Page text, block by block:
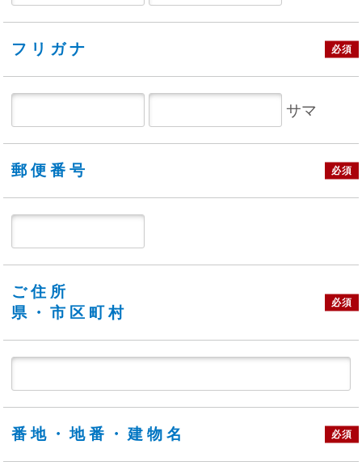
フリガナ 必須
サマ
郵便番号 必須
ご住所
県・市区町村
必須
番地・地番・建物名 必須